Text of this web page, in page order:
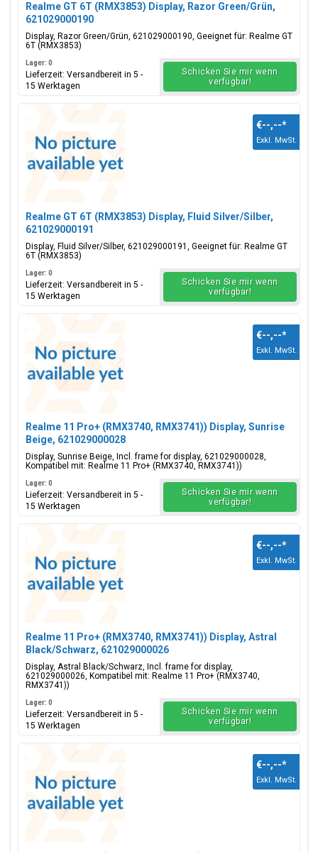
Realme GT 6T (RMX3853) Display, Razor Green/Grün,
621029000190
Display, Razor Green/Grün, 621029000190, Geeignet für: Realme GT
6T (RMX3853)
Lager: 0
Lieferzeit: Versandbereit in 5 -
15 Werktagen
Schicken Sie mir wenn
verfügbar!
Realme GT 6T (RMX3853) Display, Fluid Silver/Silber,
621029000191
Display, Fluid Silver/Silber, 621029000191, Geeignet für: Realme GT
6T (RMX3853)
€--,--*
Exkl. MwSt.
Lager: 0
Lieferzeit: Versandbereit in 5 -
15 Werktagen
Schicken Sie mir wenn
verfügbar!
Realme 11 Pro+ (RMX3740, RMX3741)) Display, Sunrise
Beige, 621029000028
Display, Sunrise Beige, Incl. frame for display, 621029000028,
Kompatibel mit: Realme 11 Pro+ (RMX3740, RMX3741))
€--,--*
Exkl. MwSt.
Lager: 0
Lieferzeit: Versandbereit in 5 -
15 Werktagen
Schicken Sie mir wenn
verfügbar!
Realme 11 Pro+ (RMX3740, RMX3741)) Display, Astral
Black/Schwarz, 621029000026
Display, Astral Black/Schwarz, Incl. frame for display,
621029000026, Kompatibel mit: Realme 11 Pro+ (RMX3740,
RMX3741))
€--,--*
Exkl. MwSt.
Lager: 0
Lieferzeit: Versandbereit in 5 -
15 Werktagen
Schicken Sie mir wenn
verfügbar!
€--,--*
Exkl. MwSt.